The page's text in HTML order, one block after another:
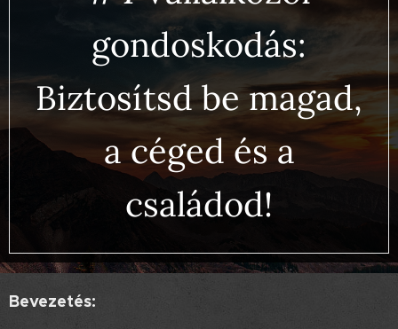
gondoskodás:
Biztosítsd be magad,
a céged és a
családod!
Bevezetés: